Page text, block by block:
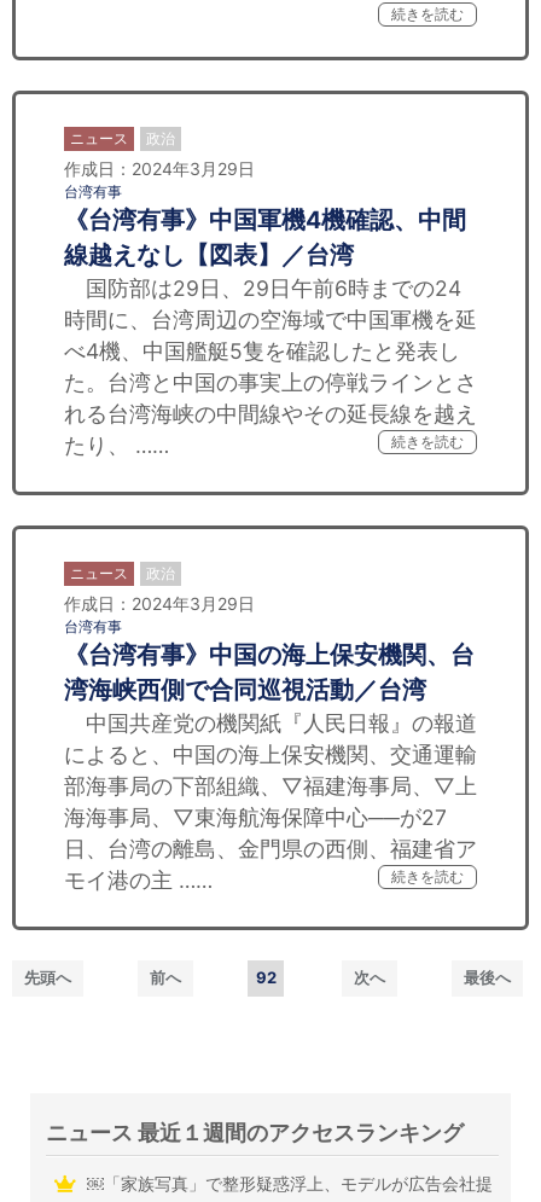
続きを読む
ニュース 政治
作成日：2024年3月29日
台湾有事
《台湾有事》中国軍機4機確認、中間
線越えなし【図表】／台湾
国防部は29日、29日午前6時までの24
時間に、台湾周辺の空海域で中国軍機を延
べ4機、中国艦艇5隻を確認したと発表し
た。台湾と中国の事実上の停戦ラインとさ
れる台湾海峡の中間線やその延長線を越え
たり、 ……
続きを読む
ニュース 政治
作成日：2024年3月29日
台湾有事
《台湾有事》中国の海上保安機関、台
湾海峡西側で合同巡視活動／台湾
中国共産党の機関紙『人民日報』の報道
によると、中国の海上保安機関、交通運輸
部海事局の下部組織、▽福建海事局、▽上
海海事局、▽東海航海保障中心──が27
日、台湾の離島、金門県の西側、福建省ア
モイ港の主 ……
続きを読む
先頭へ 前へ 92 次へ 最後へ
ニュース 最近１週間のアクセスランキング
￼「家族写真」で整形疑惑浮上、モデルが広告会社提